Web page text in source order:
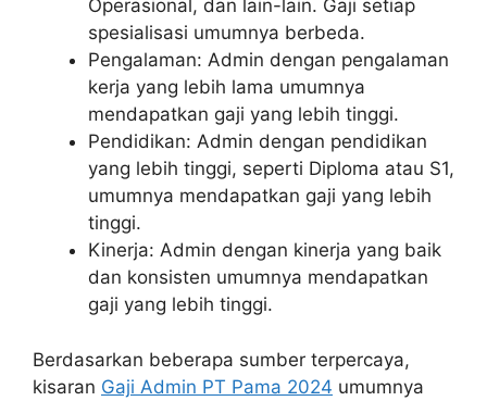
Operasional, dan lain-lain. Gaji setiap
spesialisasi umumnya berbeda.
Pengalaman: Admin dengan pengalaman
kerja yang lebih lama umumnya
mendapatkan gaji yang lebih tinggi.
Pendidikan: Admin dengan pendidikan
yang lebih tinggi, seperti Diploma atau S1,
umumnya mendapatkan gaji yang lebih
tinggi.
Kinerja: Admin dengan kinerja yang baik
dan konsisten umumnya mendapatkan
gaji yang lebih tinggi.
Berdasarkan beberapa sumber terpercaya,
kisaran Gaji Admin PT Pama 2024 umumnya